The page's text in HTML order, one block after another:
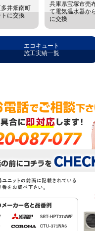
井畑南町
に交換
兵庫県宝塚市売
て電気温水器か
に交換
エコキュート
施工実績一覧
087-077